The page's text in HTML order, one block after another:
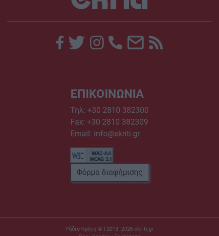
ΕΠΙΚΟΙΝΩΝΙΑ
Τηλ: +30 2810 382300
Fax: +30 2810 382309
Email: info@ekriti.gr
Φόρμα διαφήμισης
Ράδιο Κρήτη © | 2013 -2026 ekriti.gr